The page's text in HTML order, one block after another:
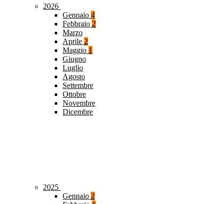
2026
Gennaio 4
Febbraio 2
Marzo
Aprile 2
Maggio 1
Giugno
Luglio
Agosto
Settembre
Ottobre
Novembre
Dicembre
2025
Gennaio 2